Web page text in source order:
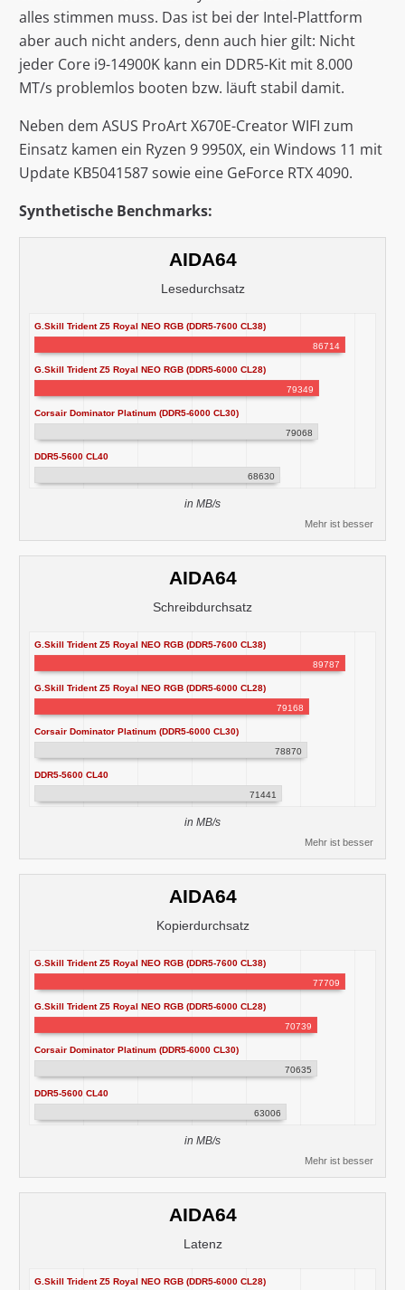
alles stimmen muss. Das ist bei der Intel-Plattform
aber auch nicht anders, denn auch hier gilt: Nicht
jeder Core i9-14900K kann ein DDR5-Kit mit 8.000
MT/s problemlos booten bzw. läuft stabil damit.
Neben dem ASUS ProArt X670E-Creator WIFI zum
Einsatz kamen ein Ryzen 9 9950X, ein Windows 11 mit
Update KB5041587 sowie eine GeForce RTX 4090.
Synthetische Benchmarks:
AIDA64
Lesedurchsatz
G.Skill Trident Z5 Royal NEO RGB (DDR5-7600 CL38)
86714
G.Skill Trident Z5 Royal NEO RGB (DDR5-6000 CL28)
79349
Corsair Dominator Platinum (DDR5-6000 CL30)
79068
DDR5-5600 CL40
68630
in MB/s
Mehr ist besser
AIDA64
Schreibdurchsatz
G.Skill Trident Z5 Royal NEO RGB (DDR5-7600 CL38)
89787
G.Skill Trident Z5 Royal NEO RGB (DDR5-6000 CL28)
79168
Corsair Dominator Platinum (DDR5-6000 CL30)
78870
DDR5-5600 CL40
71441
in MB/s
Mehr ist besser
AIDA64
Kopierdurchsatz
G.Skill Trident Z5 Royal NEO RGB (DDR5-7600 CL38)
77709
G.Skill Trident Z5 Royal NEO RGB (DDR5-6000 CL28)
70739
Corsair Dominator Platinum (DDR5-6000 CL30)
70635
DDR5-5600 CL40
63006
in MB/s
Mehr ist besser
AIDA64
Latenz
G.Skill Trident Z5 Royal NEO RGB (DDR5-6000 CL28)